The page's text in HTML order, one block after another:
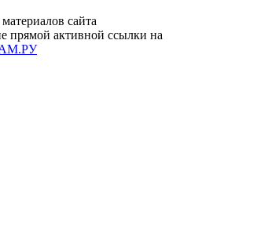
сайта
прямой активной ссылки на